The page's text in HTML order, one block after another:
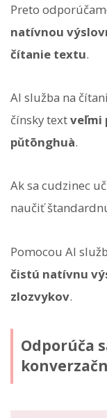
Preto
natívnou
čítanie textu.
AI služba na
čínsky textveľmi
pǔtōnghuà.
Ak sa cudzinec
naučiť
Pomocou AI
čistú natívnu
zlozvykov.
Odporúča